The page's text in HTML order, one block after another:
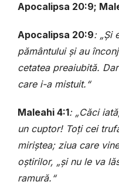
Apocalipsa 20:9;
Apocalipsa 20:9: „Și
pământului și au
cetatea preaiubită.
care i-a mistuit.“
Maleahi 4:1: „Căci
un cuptor! Toți cei
miriștea; ziua care
oștirilor, „și nu le va
ramură.“